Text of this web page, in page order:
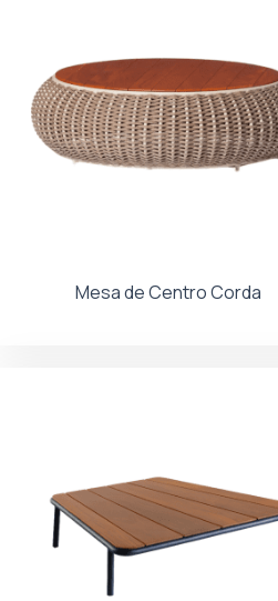
Mesa de Centro Corda